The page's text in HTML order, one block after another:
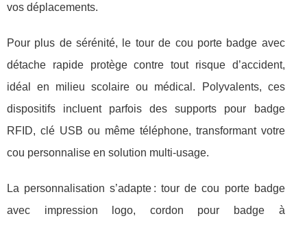
vos déplacements.
Pour plus de sérénité, le tour de cou porte badge avec
détache rapide protège contre tout risque d’accident,
idéal en milieu scolaire ou médical. Polyvalents, ces
dispositifs incluent parfois des supports pour badge
RFID, clé USB ou même téléphone, transformant votre
cou personnalise en solution multi-usage.
La personnalisation s’adapte : tour de cou porte badge
avec impression logo, cordon pour badge à